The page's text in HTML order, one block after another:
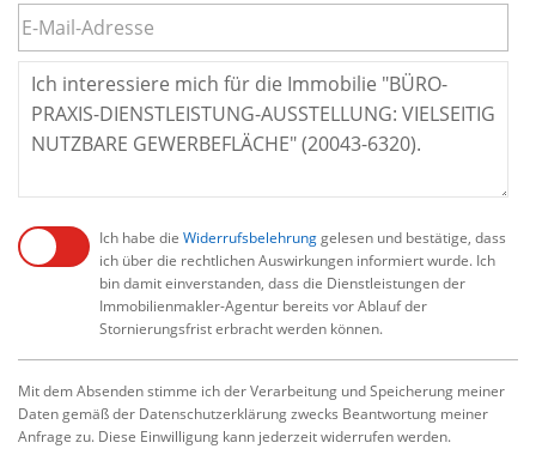
Ich habe die Widerrufsbelehrunggelesen und bestätige, dass
ich über die rechtlichen Auswirkungen informiert wurde. Ich
bin damit einverstanden, dass die Dienstleistungen der
Immobilienmakler-Agentur bereits vor Ablauf der
Stornierungsfrist erbracht werden können.
Mit dem Absenden stimme ich der Verarbeitung und Speicherung meiner
Daten gemäß der Datenschutzerklärung zwecks Beantwortung meiner
Anfrage zu. Diese Einwilligung kann jederzeit widerrufen werden.